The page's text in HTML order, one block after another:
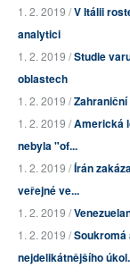
1. 2. 2019 /V Itálii
analytici
1. 2. 2019 /Studie
oblastech
1. 2. 2019 /
1. 2. 2019 /Americká
nebyla "of...
1. 2. 2019 /Írán
veřejné ve...
1. 2. 2019 /
1. 2. 2019 /
nejdelikátnějšího